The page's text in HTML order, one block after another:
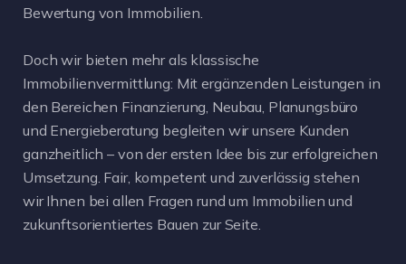
Bewertung von Immobilien.
Doch wir bieten mehr als klassische
Immobilienvermittlung: Mit ergänzenden Leistungen in
den Bereichen Finanzierung, Neubau, Planungsbüro
und Energieberatung begleiten wir unsere Kunden
ganzheitlich – von der ersten Idee bis zur erfolgreichen
Umsetzung. Fair, kompetent und zuverlässig stehen
wir Ihnen bei allen Fragen rund um Immobilien und
zukunftsorientiertes Bauen zur Seite.